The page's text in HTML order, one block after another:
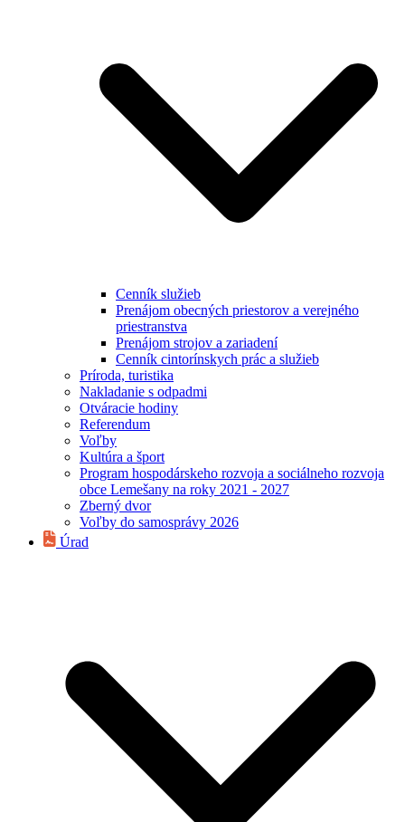
Cenník služieb
Prenájom obecných priestorov a verejného
priestranstva
Prenájom strojov a zariadení
Cenník cintorínskych prác a služieb
Príroda, turistika
Nakladanie s odpadmi
Otváracie hodiny
Referendum
Voľby
Kultúra a šport
Program hospodárskeho rozvoja a sociálneho rozvoja
obce Lemešany na roky 2021 - 2027
Zberný dvor
Voľby do samosprávy 2026
Úrad